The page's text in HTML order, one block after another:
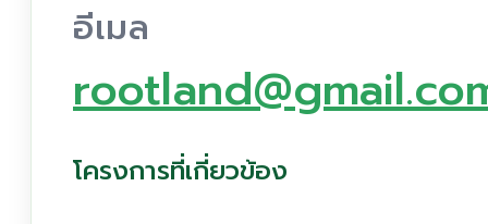
อีเมล
โครงการที่เกี่ยวข้อง